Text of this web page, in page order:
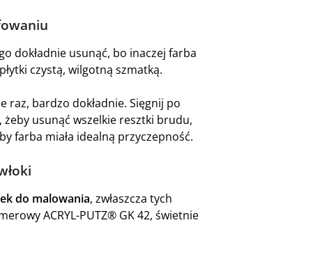
dokładnie usunąć, bo inaczej farba
czystą, wilgotną szmatką.
raz, bardzo dokładnie. Sięgnij po
usunąć wszelkie resztki brudu,
farba miała idealną przyczepność.
do malowania, zwłaszcza tych
ACRYL-PUTZ® GK 42, świetnie